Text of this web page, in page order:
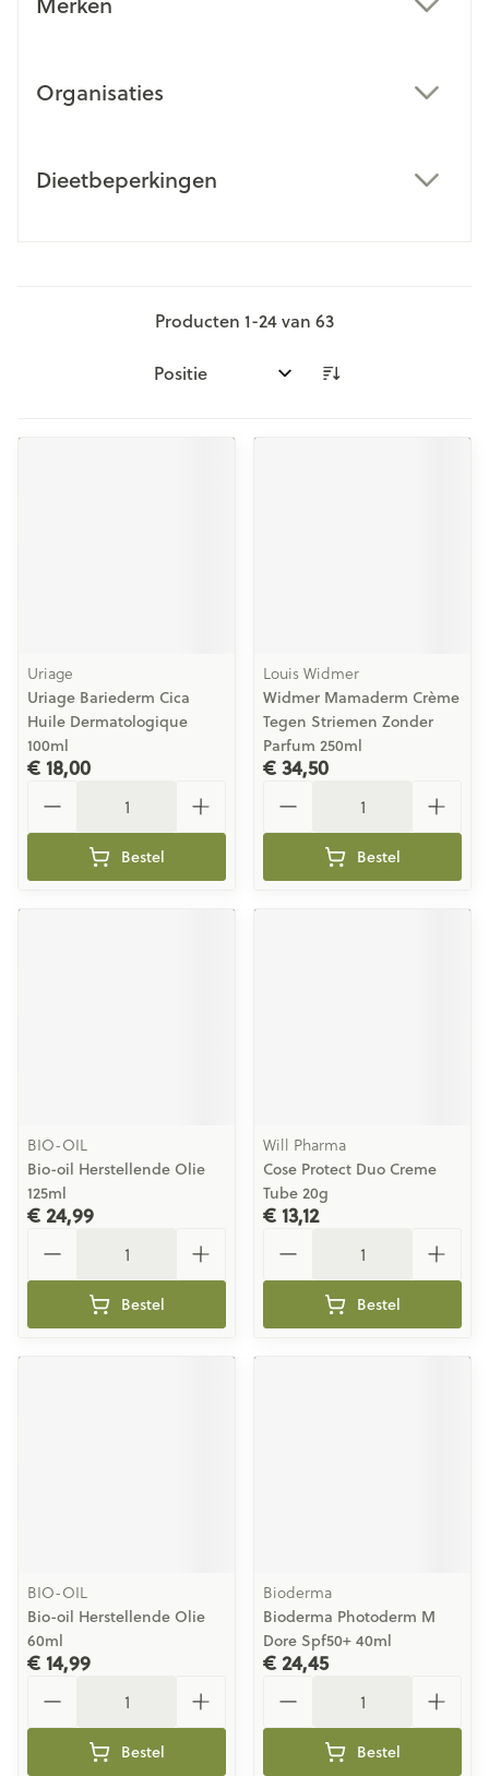
Organisaties
Dieetbeperkingen
Producten 1-24van 63
Sorteer op:
Uriage
Uriage Bariederm Cica
Huile Dermatologique
100ml
€ 18,00
Bestel
Louis Widmer
Widmer Mamaderm Crème
Tegen Striemen Zonder
Parfum 250ml
€ 34,50
Bestel
BIO-OIL
Bio-oil Herstellende Olie
125ml
€ 24,99
Bestel
Will Pharma
Cose Protect Duo Creme
Tube 20g
€ 13,12
Bestel
BIO-OIL
Bio-oil Herstellende Olie
60ml
€ 14,99
Bestel
Bioderma
Bioderma Photoderm M
Dore Spf50+ 40ml
€ 24,45
Bestel